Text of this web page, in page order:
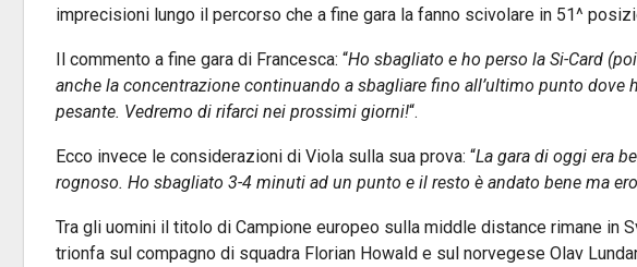
imprecisioni lungo il percorso che a fine gara la fanno scivolare in 51^
Il commento a fine gara di Francesca: “Ho sbagliato e ho perso la Si-Card
anche la concentrazione continuando a sbagliare fino all’ultimo punto dove
pesante. Vedremo di rifarci nei prossimi giorni!“.
Ecco invece le considerazioni di Viola sulla sua prova: “La gara di oggi era
rognoso. Ho sbagliato 3-4 minuti ad un punto e il resto è andato bene ma
Tra gli uomini il titolo di Campione europeo sulla middle distance rimane in
trionfa sul compagno di squadra Florian Howald e sul norvegese Olav